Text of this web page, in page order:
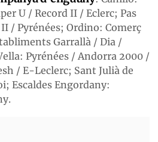
U / Record II / Eclerc; Pas
/ Pyrénées; Ordino: Comerç
Garrallà / Dia /
Pyrénées / Andorra 2000 /
/ E-Leclerc; Sant Julià de
Escaldes Engordany: